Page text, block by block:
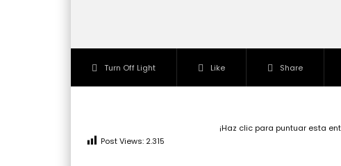
Turn Off Light Like Share
¡Haz clic para puntuar esta
Post Views: 2.315